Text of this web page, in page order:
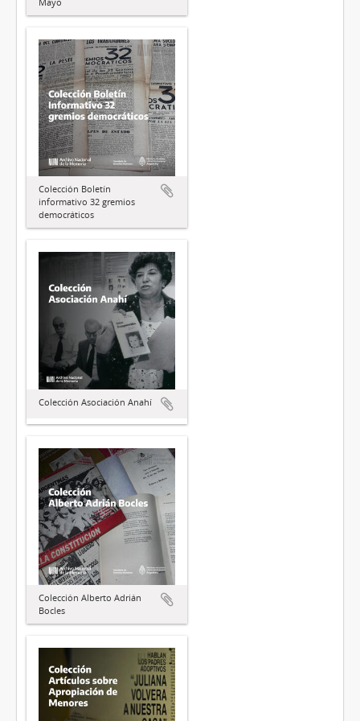
Colección Boletín
informativo 32 gremios
democráticos
Colección Asociación Anahí
Colección Alberto Adrián
Bocles